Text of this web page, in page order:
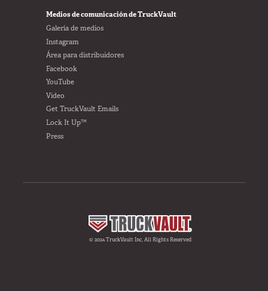
Medios de comunicación de TruckVault
Galería de medios
Instagram
Área para distribuidores
Facebook
YouTube
Video
Get TruckVault Emails
Lock It Up™
Press
© 2024 TruckVault Inc, All Rights Reserved